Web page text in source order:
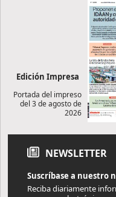
Edición Impresa
Portada del impreso
del 3 de agosto de
2026
NEWSLETTER
Suscríbase a nuestro
Reciba diariamente